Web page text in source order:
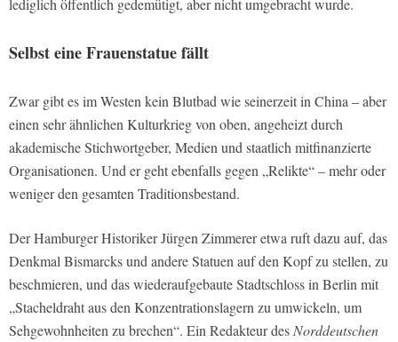
Selbst eine Frauenstatue fällt
Zwar gibt es im Westen kein Blutbad wie seinerzeit in China – aber
einen sehr ähnlichen Kulturkrieg von oben, angeheizt durch
akademische Stichwortgeber, Medien und staatlich mitfinanzierte
Organisationen. Und er geht ebenfalls gegen „Relikte“ – mehr oder
weniger den gesamten Traditionsbestand.
Der Hamburger Historiker Jürgen Zimmerer etwa ruft dazu auf, das
Denkmal Bismarcks und andere Statuen auf den Kopf zu stellen, zu
beschmieren, und das wiederaufgebaute Stadtschloss in Berlin mit
„Stacheldraht aus den Konzentrationslagern zu umwickeln, um
Sehgewohnheiten zu brechen“. Ein Redakteur des Norddeutschen